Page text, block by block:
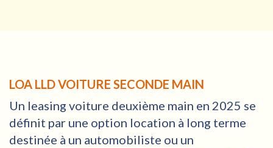
LOA LLD VOITURE SECONDE MAIN
Un leasing voiture deuxième main en 2025 se
définit par une option location à long terme
destinée à un automobiliste ou un